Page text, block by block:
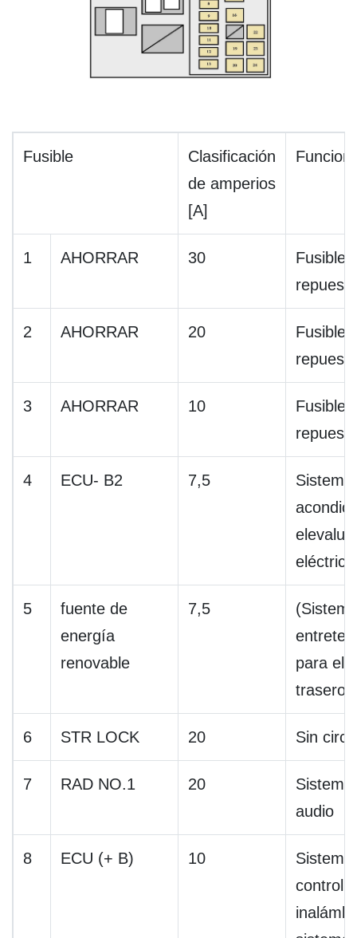
Fusible
Clasificación
de amperios
[A]
1 AHORRAR 30
Fusible
repuesto
2 AHORRAR 20
Fusible
repuesto
3 AHORRAR 10
Fusible
repuesto
4 ECU- B2 7,5
5
fuente de
energía
renovable
7,5
para el
trasero
6 STR LOCK 20 Sin
7 RAD NO.1 20
Sistema
audio
8 ECU (+ B) 10
Sistema
control